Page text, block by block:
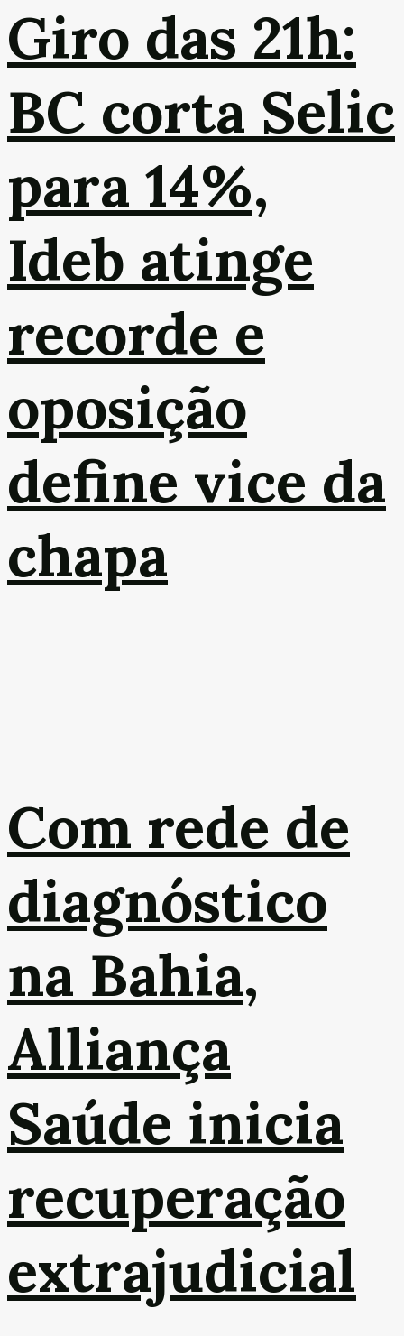
Giro das 21h:
BC corta Selic
para 14%,
Ideb atinge
recorde e
oposição
define vice da
chapa
Com rede de
diagnóstico
na Bahia,
Alliança
Saúde inicia
recuperação
extrajudicial